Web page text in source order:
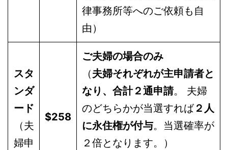
律事務所等へのご依頼も自
由）
スタ
ンダ
ード
（夫
婦申
$258
ご夫婦の場合のみ
（夫婦それぞれが主申請者と
なり、合計２通申請。 夫婦
のどちらかが当選すれば２人
に永住権が付与。当選確率が
２倍となります。）